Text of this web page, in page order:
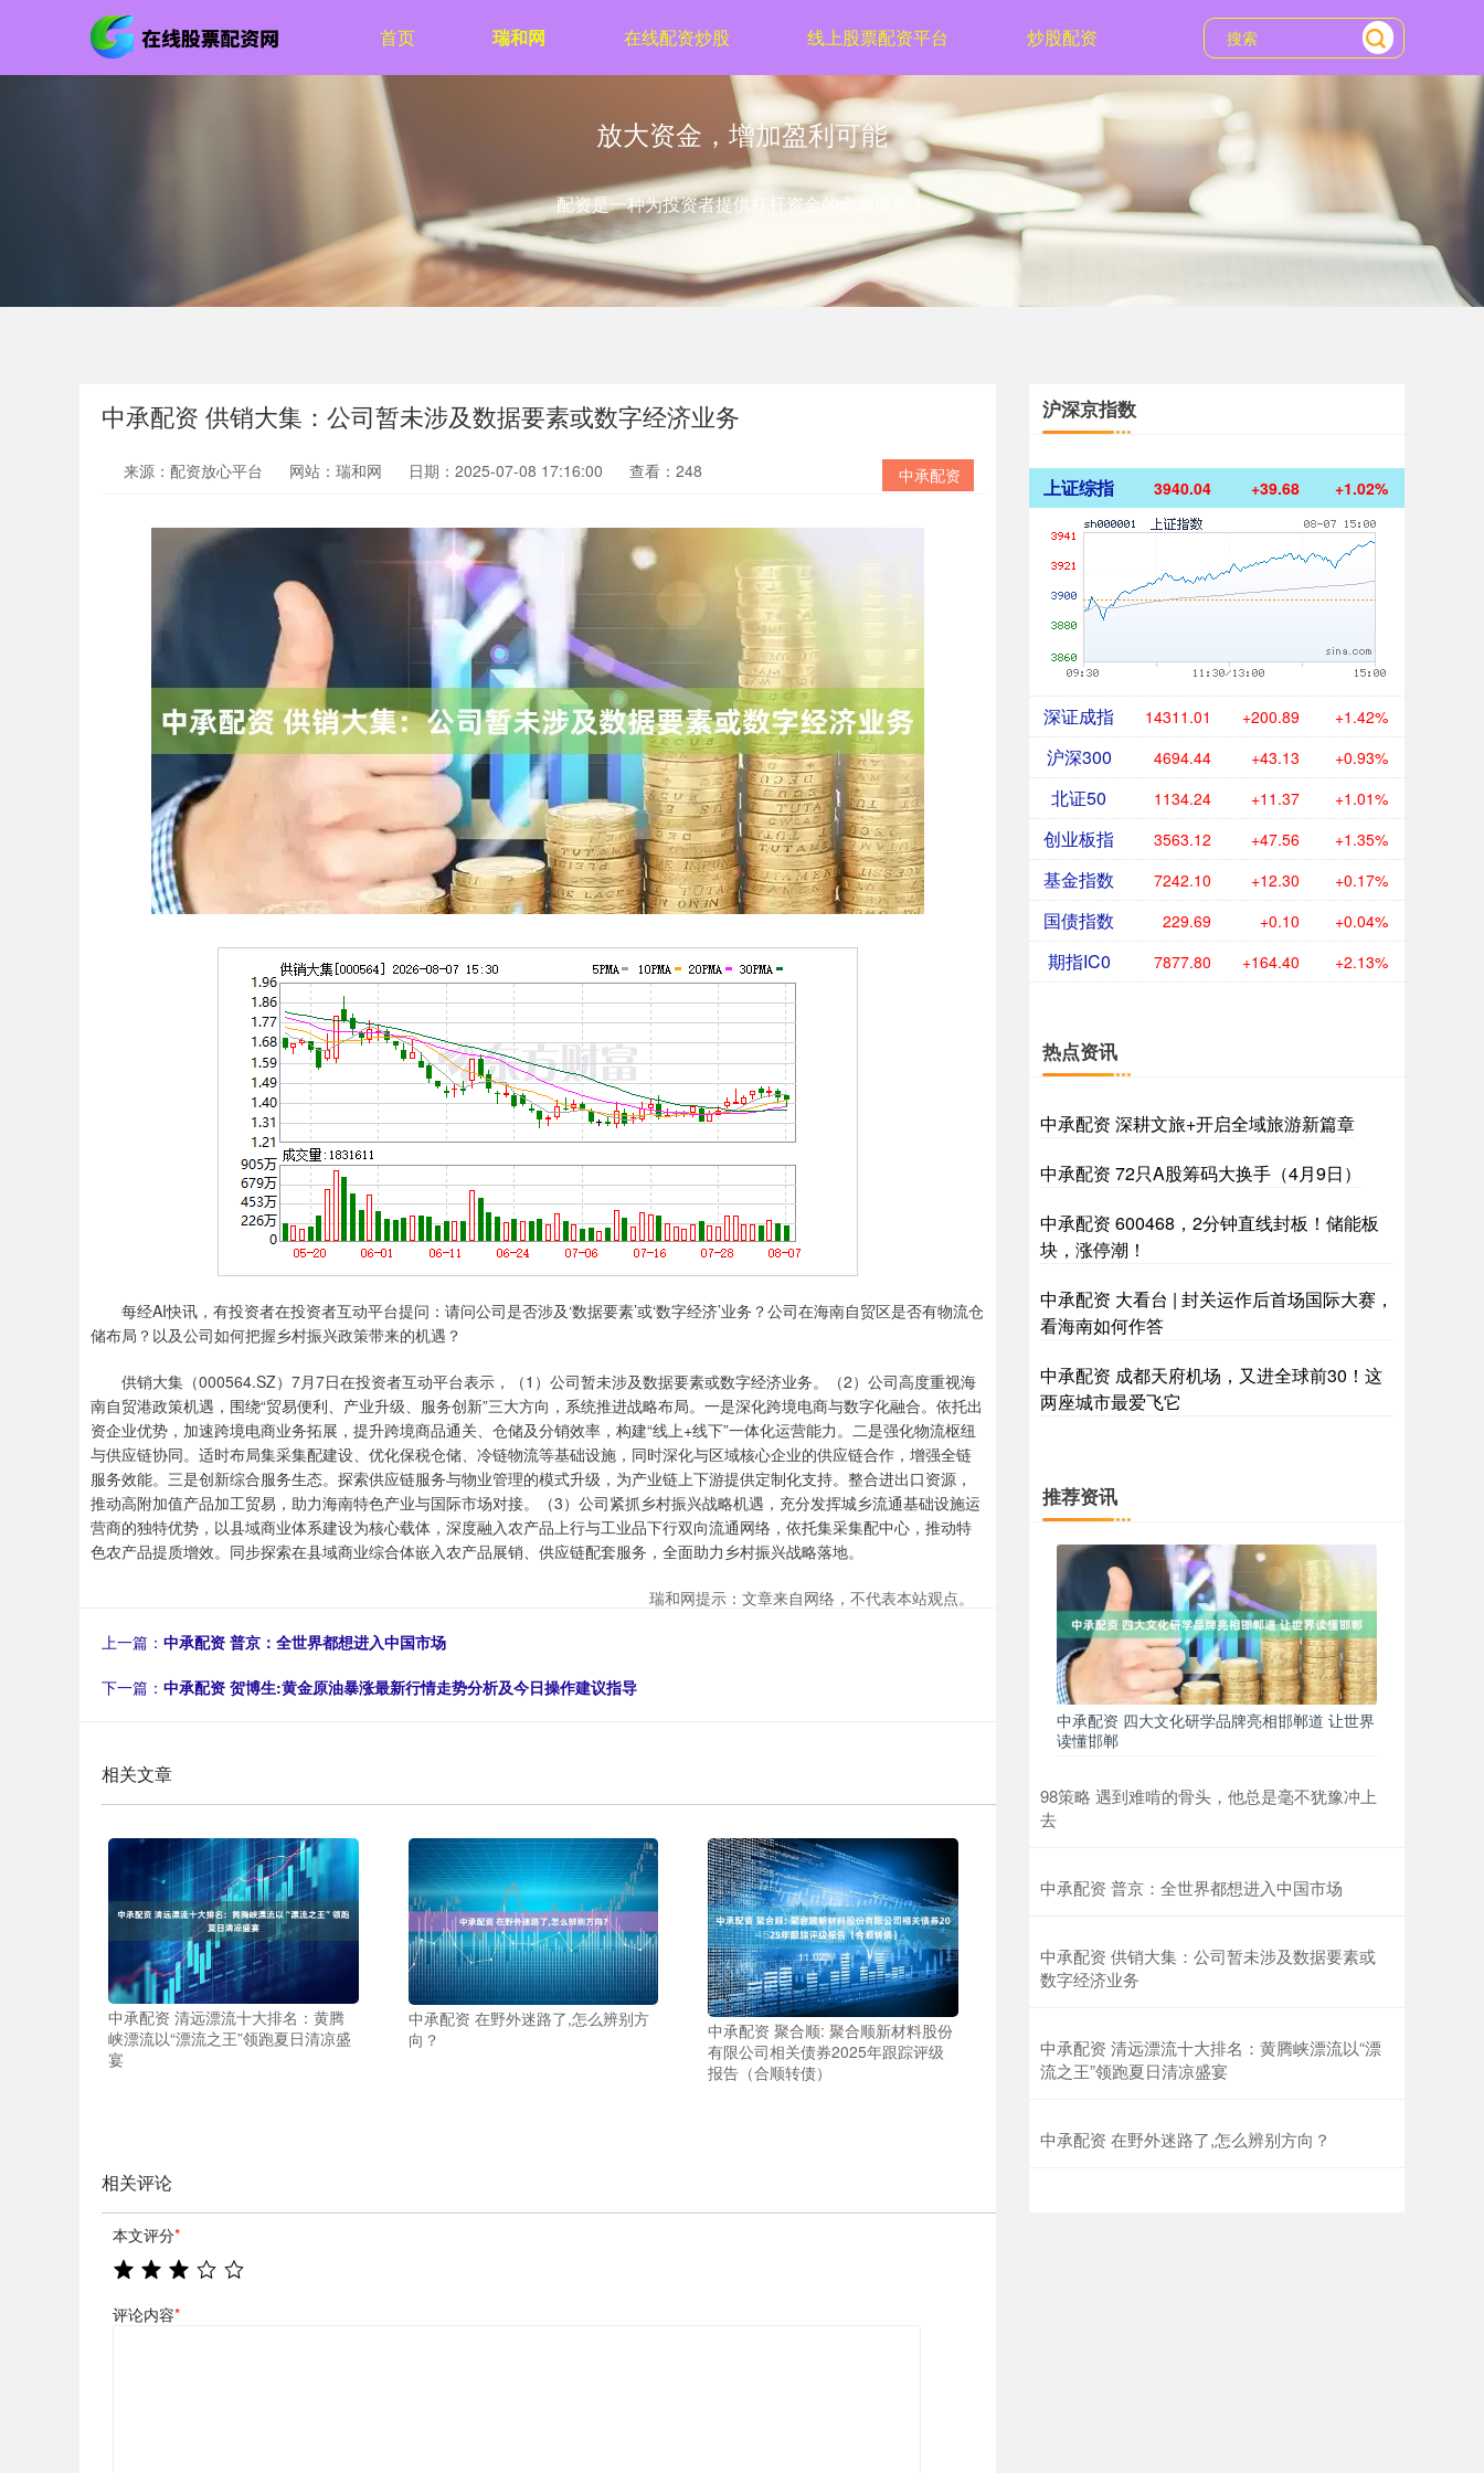
首页 瑞和网 在线配资炒股 线上股票配资平台 炒股配资
放大资金，增加盈利可能
配资是一种为投资者提供杠杆资金的金融服务！
中承配资 供销大集：公司暂未涉及数据要素或数字经济业务
中承配资
来源：配资放心平台 网站：瑞和网 日期：2025-07-08 17:16:00 查看：248
每经AI快讯，有投资者在投资者互动平台提问：请问公司是否涉及‘数据要素’或‘数字经济’业务？公司在海南自贸区是否有物流仓
储布局？以及公司如何把握乡村振兴政策带来的机遇？
供销大集（000564.SZ）7月7日在投资者互动平台表示，（1）公司暂未涉及数据要素或数字经济业务。（2）公司高度重视海
南自贸港政策机遇，围绕“贸易便利、产业升级、服务创新”三大方向，系统推进战略布局。一是深化跨境电商与数字化融合。依托出
资企业优势，加速跨境电商业务拓展，提升跨境商品通关、仓储及分销效率，构建“线上+线下”一体化运营能力。二是强化物流枢纽
与供应链协同。适时布局集采集配建设、优化保税仓储、冷链物流等基础设施，同时深化与区域核心企业的供应链合作，增强全链
服务效能。三是创新综合服务生态。探索供应链服务与物业管理的模式升级，为产业链上下游提供定制化支持。整合进出口资源，
推动高附加值产品加工贸易，助力海南特色产业与国际市场对接。（3）公司紧抓乡村振兴战略机遇，充分发挥城乡流通基础设施运
营商的独特优势，以县域商业体系建设为核心载体，深度融入农产品上行与工业品下行双向流通网络，依托集采集配中心，推动特
色农产品提质增效。同步探索在县域商业综合体嵌入农产品展销、供应链配套服务，全面助力乡村振兴战略落地。
瑞和网提示：文章来自网络，不代表本站观点。
上一篇： 中承配资 普京：全世界都想进入中国市场
下一篇： 中承配资 贺博生:黄金原油暴涨最新行情走势分析及今日操作建议指导
相关文章
中承配资 清远漂流十大排名：黄腾
峡漂流以“漂流之王”领跑夏日清凉盛
宴
中承配资 在野外迷路了,怎么辨别方
向？
中承配资 聚合顺: 聚合顺新材料股份
有限公司相关债券2025年跟踪评级
报告（合顺转债）
相关评论
本文评分*
评论内容*
沪深京指数
上证综指 3940.04 +39.68 +1.02%
深证成指 14311.01 +200.89 +1.42%
沪深300 4694.44 +43.13 +0.93%
北证50 1134.24 +11.37 +1.01%
创业板指 3563.12 +47.56 +1.35%
基金指数 7242.10 +12.30 +0.17%
国债指数 229.69 +0.10 +0.04%
期指IC0 7877.80 +164.40 +2.13%
热点资讯
中承配资 深耕文旅+开启全域旅游新篇章
中承配资 72只A股筹码大换手（4月9日）
中承配资 600468，2分钟直线封板！储能板
块，涨停潮！
中承配资 大看台 | 封关运作后首场国际大赛，
看海南如何作答
中承配资 成都天府机场，又进全球前30！这
两座城市最爱飞它
推荐资讯
中承配资 四大文化研学品牌亮相邯郸道 让世界
读懂邯郸
98策略 遇到难啃的骨头，他总是毫不犹豫冲上
去
中承配资 普京：全世界都想进入中国市场
中承配资 供销大集：公司暂未涉及数据要素或
数字经济业务
中承配资 清远漂流十大排名：黄腾峡漂流以“漂
流之王”领跑夏日清凉盛宴
中承配资 在野外迷路了,怎么辨别方向？